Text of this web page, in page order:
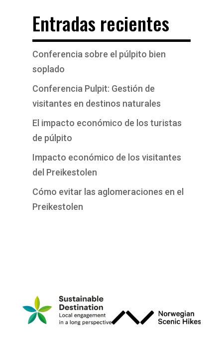
Entradas recientes
Conferencia sobre el púlpito bien
soplado
Conferencia Pulpit: Gestión de
visitantes en destinos naturales
El impacto económico de los turistas
de púlpito
Impacto económico de los visitantes
del Preikestolen
Cómo evitar las aglomeraciones en el
Preikestolen